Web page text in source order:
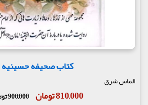
کتاب صحیفه حسینیه
الماس شرق
810,000 تومان 900,000 تومان